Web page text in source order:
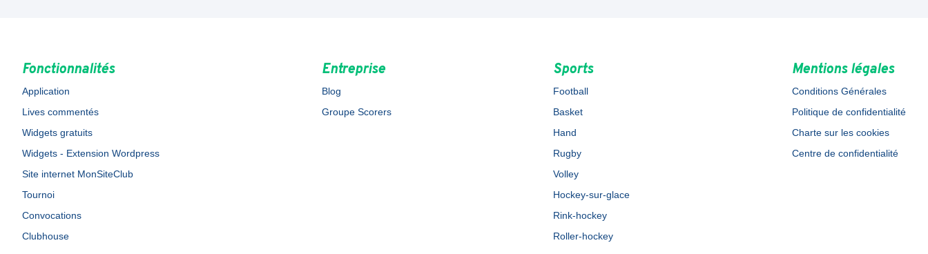
Fonctionnalités
Application
Lives commentés
Widgets gratuits
Widgets - Extension Wordpress
Site internet MonSiteClub
Tournoi
Convocations
Clubhouse
Entreprise
Blog
Groupe Scorers
Sports
Football
Basket
Hand
Rugby
Volley
Hockey-sur-glace
Rink-hockey
Roller-hockey
Mentions légales
Conditions Générales
Politique de confidentialité
Charte sur les cookies
Centre de confidentialité